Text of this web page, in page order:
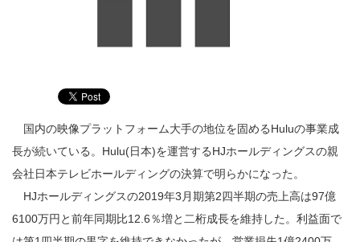
国内の映像プラットフォーム大手の地位を固めるHuluの事業成
長が続いている。Hulu(日本)を運営するHJホールディングスの親
会社日本テレビホールディングの決算で明らかになった。
HJホールディングスの2019年3月期第2四半期の売上高は97億
6100万円と前年同期比12.6％増と二桁成長を維持した。利益面で